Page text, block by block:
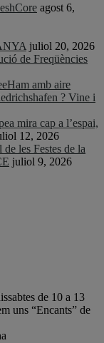
agost 6,
juliol 20, 2026
de Freqüències
amb aire
? Vine i
mira cap a l’espai,
12, 2026
les Festes de la
juliol 9, 2026
de 10 a 13
uns “Encants” de